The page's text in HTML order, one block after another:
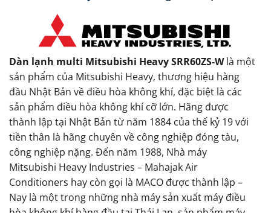
Dàn lạnh multi Mitsubishi Heavy SRR60ZS-Wlà một
sản phẩm của Mitsubishi Heavy, thương hiệu hàng
đầu Nhật Bản về điều hòa không khí, đặc biệt là các
sản phẩm điều hòa không khí cỡ lớn. Hãng được
thành lập tại Nhật Bản từ năm 1884 của thế kỷ 19 với
tiền thân là hãng chuyên về công nghiệp đóng tàu,
công nghiệp nặng. Đến năm 1988, Nhà máy
Mitsubishi Heavy Industries – Mahajak Air
Conditioners hay còn gọi là MACO được thành lập –
Nay là một trong những nhà máy sản xuất máy điều